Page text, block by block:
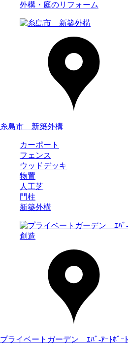
外構・庭のリフォーム
糸島市 新築外構
カーポート
フェンス
ウッドデッキ
物置
人工芝
門柱
新築外構
プライベートガーデン ｴﾊﾞ-ｱｰﾄﾎﾞｰ